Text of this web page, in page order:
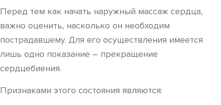
Перед тем как начать наружный массаж сердца,
важно оценить, насколько он необходим
пострадавшему. Для его осуществления имеется
лишь одно показание – прекращение
сердцебиения.
Признаками этого состояния являются: